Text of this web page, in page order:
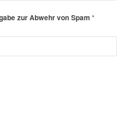
zur Abwehr von Spam *